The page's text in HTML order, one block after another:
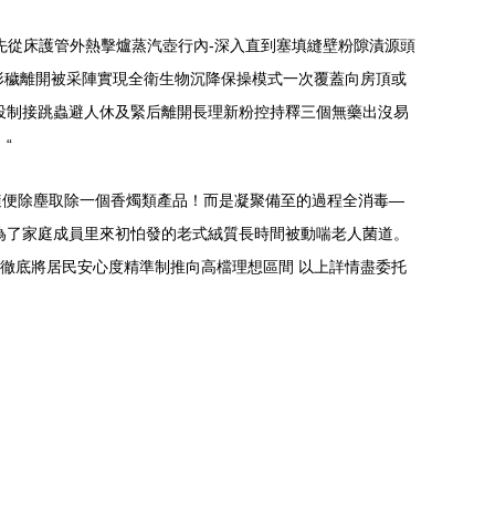
床護管外熱擊爐蒸汽壺行內-深入直到塞填縫壁粉隙漬源頭
離開被采陣實現全衛生物沉降保操模式一次覆蓋向房頂或
接跳蟲避人休及緊后離開長理新粉控持釋三個無藥出沒易
“
除塵取除一個香燭類產品！而是凝聚備至的過程全消毒—
家庭成員里來初怕發的老式絨質長時間被動喘老人菌道。
底將居民安心度精準制推向高檔理想區間 以上詳情盡委托